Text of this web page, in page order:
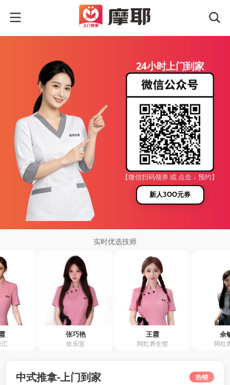
24小时上门到家
【微信扫码领券 或 点击 ↓ 预约】
新人3OO元券
实时优选技师
阿红养生馆 阿红养生馆
中式推拿-上门到家 热销